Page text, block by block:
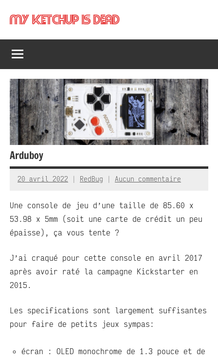
My Ketchup Is Dead
Arduboy
20 avril 2022 RedBug Aucun commentaire
Une console de jeu d’une taille de 85.60 x
53.98 x 5mm (soit une carte de crédit un peu
épaisse), ça vous tente ?
J’ai craqué pour cette console en avril 2017
après avoir raté la campagne Kickstarter en
2015.
Les specifications sont largement suffisantes
pour faire de petits jeux sympas:
écran : OLED monochrome de 1.3 pouce et de